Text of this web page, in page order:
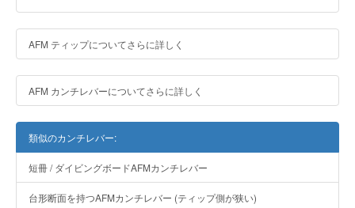
AFM ティップについてさらに詳しく
AFM カンチレバーについてさらに詳しく
類似のカンチレバー:
短冊 / ダイビングボードAFMカンチレバー
台形断面を持つAFMカンチレバー (ティップ側が狭い)